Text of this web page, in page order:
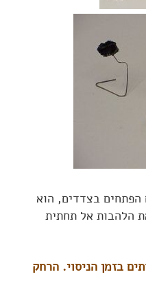
הפתחים בצדדים, הוא
הלהבות אל תחתית
בזמן הניסוי. הרחק